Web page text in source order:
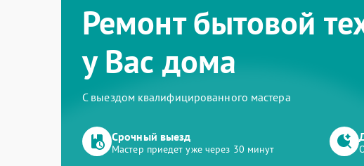
Ремонт бытовой
у Вас дома
С выездом квалифицированного мастера
Срочный выезд
Мастер приедет уже через 30 минут